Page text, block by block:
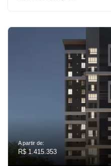
A partir de:
R$ 1.415.353